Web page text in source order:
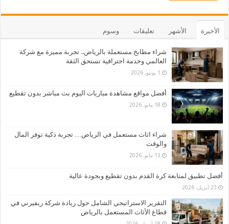
الأخيرة الأشهر تعليقات وسوم
شراء مطابخ مستعملة بالرياض.. تجربة مميزة مع شركة
العالمي وخدمة احترافية تستحق الثقة
1 يونيو، 2026
أفضل مواقع مشاهدة مباريات اليوم بث مباشر بدون تقطيع
18 مايو، 2026
شراء اثاث مستعمل في الرياض… تجربة ذكية توفر المال
والوقت
13 مايو، 2026
أفضل تطبيق لمتابعة كرة القدم بدون تقطيع وبجودة عالية
23 أبريل، 2026
التقرير الاستراتيجي الشامل حول ريادة شركة ريفيرني في
قطاع الأثاث المستعمل بالرياض